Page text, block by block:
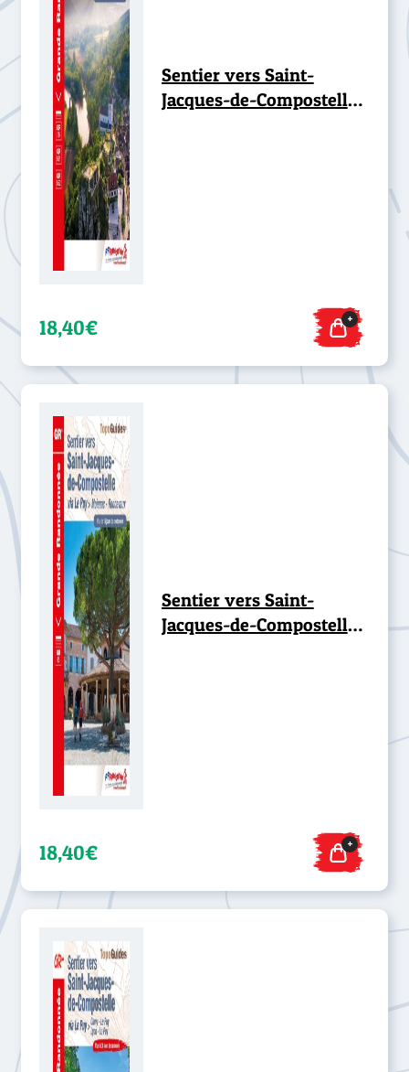
Sentier vers Saint-
Jacques-de-Compostelle :
18,40€ +
Sentier vers Saint-
Jacques-de-Compostelle :
18,40€ +